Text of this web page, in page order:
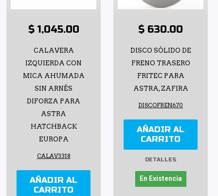
$ 1,045.00
CALAVERA
IZQUIERDA CON
MICA AHUMADA
SIN ARNÉS
DIFORZA PARA
ASTRA
HATCHBACK
EUROPA
CALAV3318
AÑADIR AL
CARRITO
$ 630.00
DISCO SÓLIDO DE
FRENO TRASERO
FRITEC PARA
ASTRA, ZAFIRA
DISCOFREN670
AÑADIR AL
CARRITO
DETALLES
En Existencia